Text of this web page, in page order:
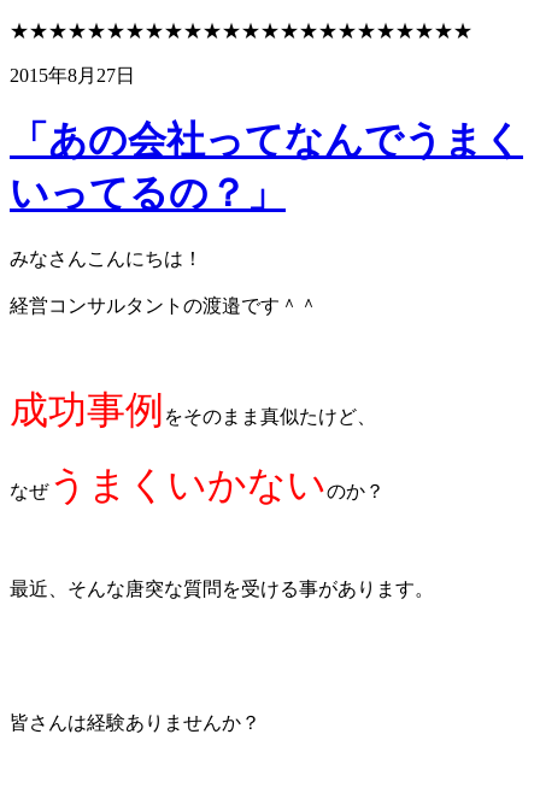
★★★★★★★★★★★★★★★★★★★★★★★★
2015年8月27日
「あの会社ってなんでうまく
いってるの？」
みなさんこんにちは！
経営コンサルタント の渡邉です＾＾
成功事例 をそのまま真似たけど、
なぜうまくいかないのか？
最近、そんな唐突な質問を受ける事があります。
皆さんは経験ありませんか？